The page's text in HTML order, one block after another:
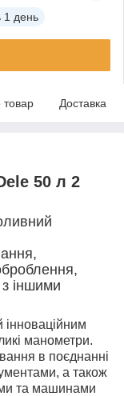
1 день
товар Доставка
50 л 2
іншими
інноваційним
манометри.
в поєднанні
а також
та машинами